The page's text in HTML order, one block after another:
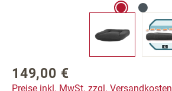
Regulärer Preis:
149,00 €
Preise inkl. MwSt. zzgl. Versandkosten